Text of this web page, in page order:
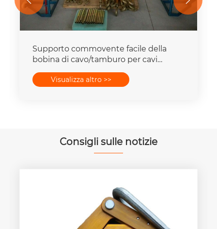
Attrezzature idrauliche per la
produzione di cavi per supporto per
bobina di filo da 5 - 10 tonnellate con
ruoteVisualizza altro >>
Consigli sulle notizie